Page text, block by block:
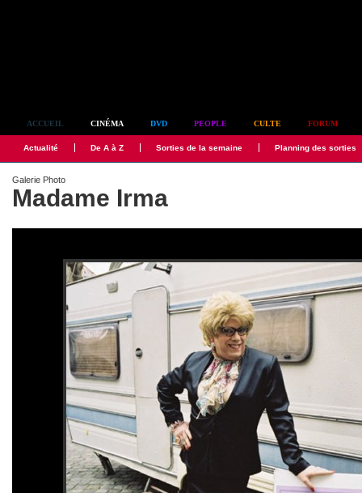
ACCUEIL CINÉMA DVD PEOPLE CULTE FORUM
Actualité De A à Z Sorties de la semaine Planning des sorties
Galerie Photo
Madame Irma